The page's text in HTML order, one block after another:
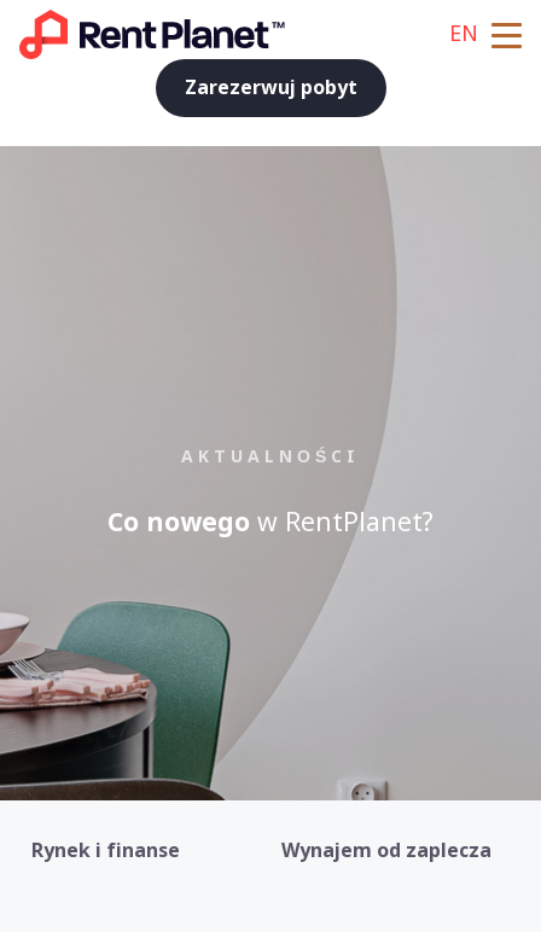
EN
Zarezerwuj pobyt
AKTUALNOŚCI
Co nowego w RentPlanet?
Rynek i finanse Wynajem od zaplecza